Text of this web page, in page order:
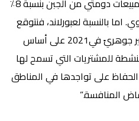
وبالتالي نتوقع أن ينخفض حجم مبيعات دومتي من الجبن بنسبة 8٪
سنوي. اما بالنسبة لعبورلاند، فنتوقع
أن يظل حجم المبيعات دون تغيير جوهريً في2021 على أساس
للمشتريات التي تسمح لها
الحفاظ على تواجدها في المناطق
المنافسة.”